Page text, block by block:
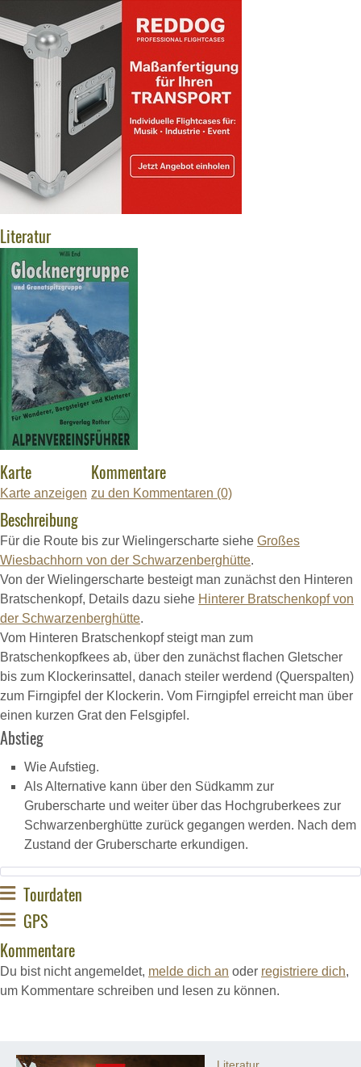
Literatur
Karte
Karte anzeigen
Kommentare
zu den Kommentaren (0)
Beschreibung
Für die Route bis zur Wielingerscharte siehe Großes
Wiesbachhorn von der Schwarzenberghütte.
Von der Wielingerscharte besteigt man zunächst den Hinteren
Bratschenkopf, Details dazu siehe Hinterer Bratschenkopf von
der Schwarzenberghütte.
Vom Hinteren Bratschenkopf steigt man zum
Bratschenkopfkees ab, über den zunächst flachen Gletscher
bis zum Klockerinsattel, danach steiler werdend (Querspalten)
zum Firngipfel der Klockerin. Vom Firngipfel erreicht man über
einen kurzen Grat den Felsgipfel.
Abstieg
Wie Aufstieg.
Als Alternative kann über den Südkamm zur
Gruberscharte und weiter über das Hochgruberkees zur
Schwarzenberghütte zurück gegangen werden. Nach dem
Zustand der Gruberscharte erkundigen.
Tourdaten
GPS
Kommentare
Du bist nicht angemeldet, melde dich an oder registriere dich,
um Kommentare schreiben und lesen zu können.
Literatur